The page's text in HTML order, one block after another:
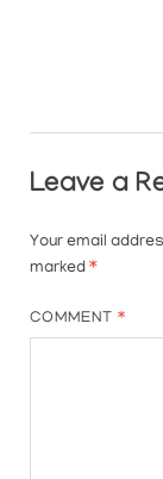
Leave a
Your email
marked *
COMMENT*